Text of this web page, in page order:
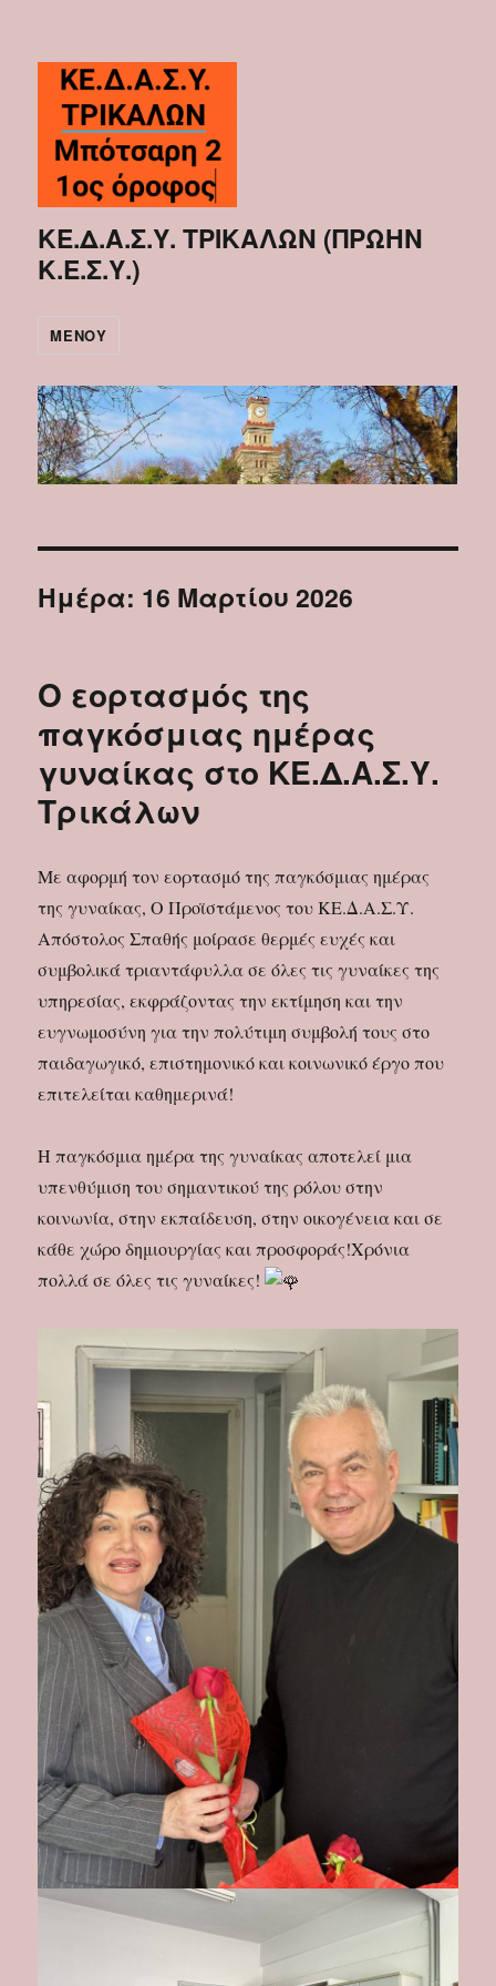
ΚΕ.Δ.Α.Σ.Υ. ΤΡΙΚΑΛΩΝ (ΠΡΩΗΝ
Κ.Ε.Σ.Υ.)
ΜΕΝΟΎ
Ημέρα: 16 Μαρτίου 2026
Ο εορτασμός της
παγκόσμιας ημέρας
γυναίκας στο ΚΕ.Δ.Α.Σ.Υ.
Τρικάλων
Με αφορμή τον εορτασμό της παγκόσμιας ημέρας
της γυναίκας, Ο Προϊστάμενος του ΚΕ.Δ.Α.Σ.Υ.
Απόστολος Σπαθής μοίρασε θερμές ευχές και
συμβολικά τριαντάφυλλα σε όλες τις γυναίκες της
υπηρεσίας, εκφράζοντας την εκτίμηση και την
ευγνωμοσύνη για την πολύτιμη συμβολή τους στο
παιδαγωγικό, επιστημονικό και κοινωνικό έργο που
επιτελείται καθημερινά!
Η παγκόσμια ημέρα της γυναίκας αποτελεί μια
υπενθύμιση του σημαντικού της ρόλου στην
κοινωνία, στην εκπαίδευση, στην οικογένεια και σε
κάθε χώρο δημιουργίας και προσφοράς!Χρόνια
πολλά σε όλες τις γυναίκες!